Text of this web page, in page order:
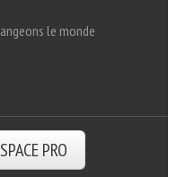
le monde
PRO